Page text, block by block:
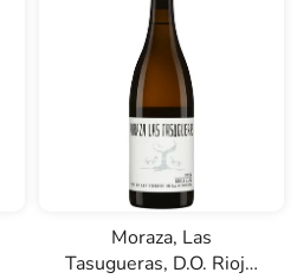
Moraza, Las
Tasugueras, D.O. Rioja,